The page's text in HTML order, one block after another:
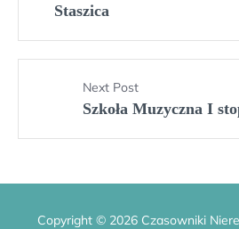
Staszica
Next Post
Szkoła Muzyczna I
Copyright © 2026 Czasowniki